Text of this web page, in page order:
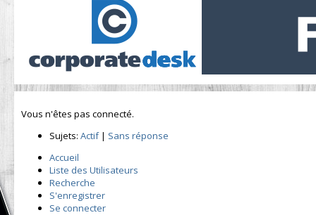
Vous n'êtes pas connecté.
Sujets: Actif| Sans réponse
Accueil
Liste des Utilisateurs
Recherche
S'enregistrer
Se connecter